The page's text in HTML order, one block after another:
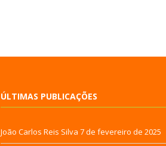
ÚLTIMAS PUBLICAÇÕES
João Carlos Reis Silva 7 de fevereiro de 2025